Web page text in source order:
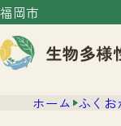
福岡市
ホーム ふく